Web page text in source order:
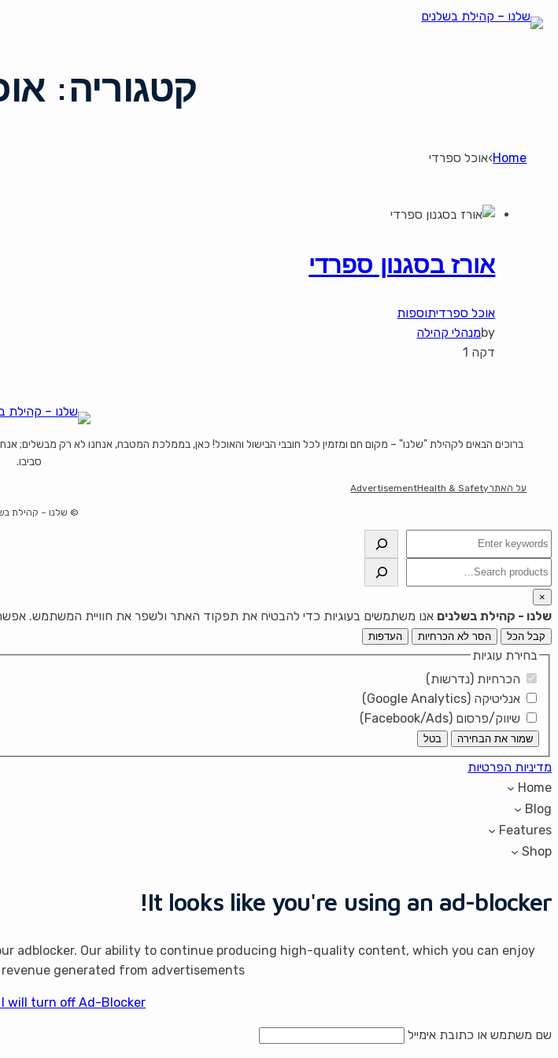
קטגוריה:
Home
›אוכל ספרדי
אורז בסגנון ספרדי
אוכל ספרדיתוספות
byמנהלי קהילה
דקה 1
ברוכים הבאים לקהילת "שלנו" – מקום חם ומזמין לכל חובבי הבישול והאוכל! כאן, בממלכת המטבח, אנחנו לא רק מבשלים;
סביבו.
על האתרHealth & Safety
Advertisement
© שלנו – קהילת
חיפוש
חיפוש
×
שלנו - קהילת בשלנים אנו משתמשים בעוגיות כדי להבטיח את תפקוד האתר ולשפר את חוויית המשתמש. אפשר
קבל הכל הסר לא הכרחיות העדפות
בחירת עוגיות
הכרחיות (נדרשות)
אנליטיקה (Google Analytics)
שיווק/פרסום (Facebook/Ads)
שמור את הבחירה בטל
מדיניות הפרטיות
Home
Blog
Features
Shop
It looks like you're using an ad-blocker!
adblocker. Our ability to continue producing high-quality content, which you can enjoy
generated from advertisements.
I will turn off Ad-Blocker
שם משתמש או כתובת אימייל